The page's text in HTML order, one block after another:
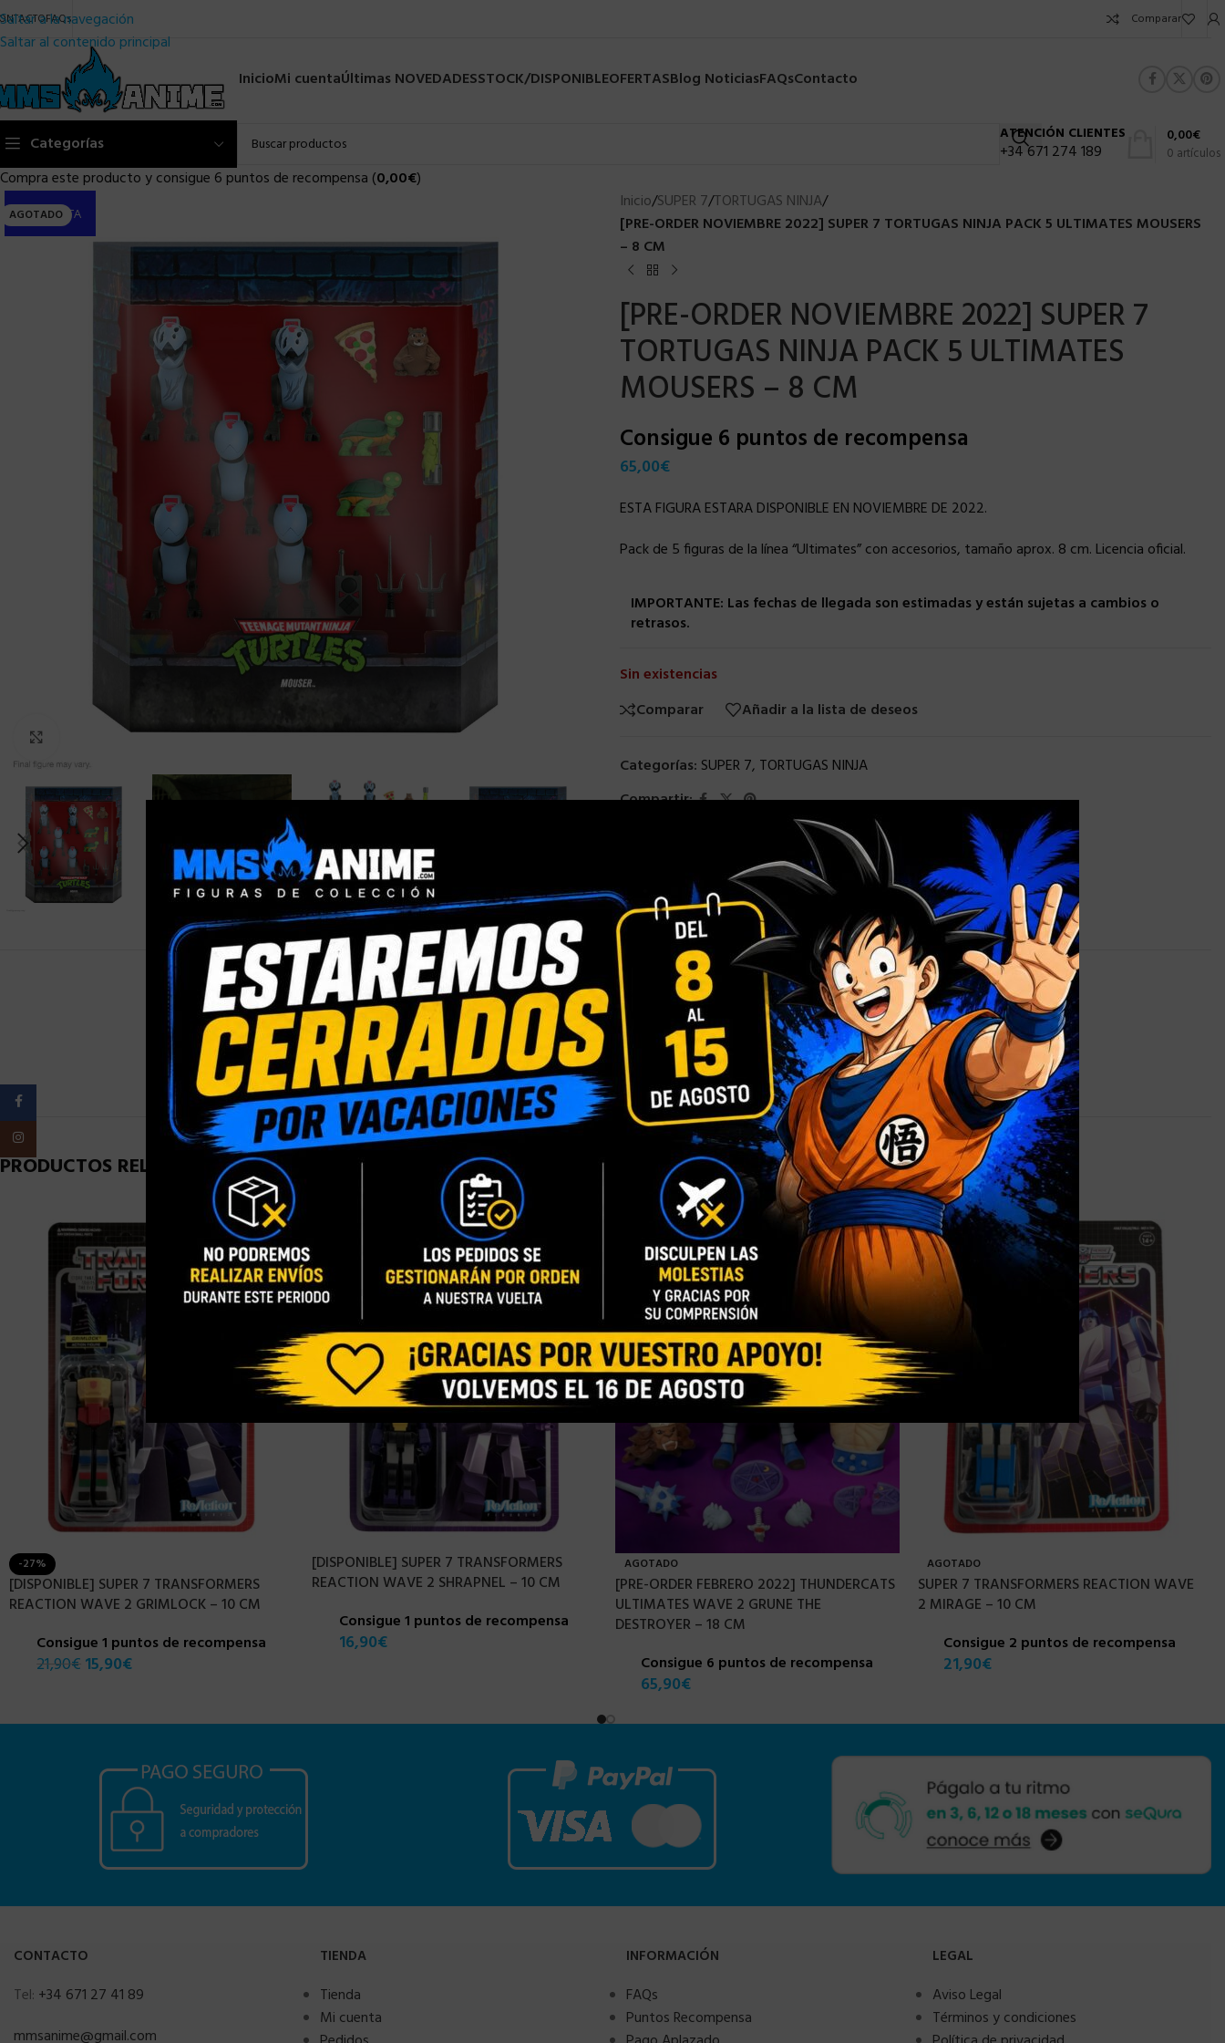
Saltar a la navegación
Saltar al contenido principal
FAQs Comparar
InicioMi cuentaÚltimas NOVEDADESSTOCK/DISPONIBLEOFERTASBlog NoticiasFAQsContacto
Categorías ATENCIÓN CLIENTES
+34 671 274 189 0 artículos
0,00€
Compra este producto y consigue 6 puntos de recompensa (0,00€)
AGOTADO
PRE-VENTA
Clic para ampliar
Inicio/SUPER 7/TORTUGAS NINJA/
[PRE-ORDER NOVIEMBRE 2022] SUPER 7 TORTUGAS NINJA PACK 5 ULTIMATES MOUSERS
– 8 CM
[PRE-ORDER NOVIEMBRE 2022] SUPER 7
TORTUGAS NINJA PACK 5 ULTIMATES
MOUSERS – 8 CM
Consigue 6 puntos de recompensa
65,00€
ESTA FIGURA ESTARA DISPONIBLE EN NOVIEMBRE DE 2022.
Pack de 5 figuras de la línea “Ultimates” con accesorios, tamaño aprox. 8 cm. Licencia oficial.
IMPORTANTE: Las fechas de llegada son estimadas y están sujetas a cambios o
retrasos.
Sin existencias
Comparar
Añadir a la lista de deseos
Categorías: SUPER 7, TORTUGAS NINJA
Compartir:
INFORMACIÓN ADICIONAL
PESO 0,9 kg
PRODUCTOS RELACIONADOS
-27%
[DISPONIBLE] SUPER 7 TRANSFORMERS
REACTION WAVE 2 GRIMLOCK – 10 CM
Consigue 1 puntos de recompensa
21,90€ 15,90€
[DISPONIBLE] SUPER 7 TRANSFORMERS
REACTION WAVE 2 SHRAPNEL – 10 CM
Consigue 1 puntos de recompensa
16,90€
AGOTADO
[PRE-ORDER FEBRERO 2022] THUNDERCATS
ULTIMATES WAVE 2 GRUNE THE
DESTROYER – 18 CM
Consigue 6 puntos de recompensa
65,90€
AGOTADO
SUPER 7 TRANSFORMERS REACTION WAVE
2 MIRAGE – 10 CM
Consigue 2 puntos de recompensa
21,90€
CONTACTO
Tel: +34 671 27 41 89
mmsanime@gmail.com
TIENDA
Tienda
Mi cuenta
INFORMACIÓN
FAQs
Puntos Recompensa
LEGAL
Aviso Legal
Términos y condiciones